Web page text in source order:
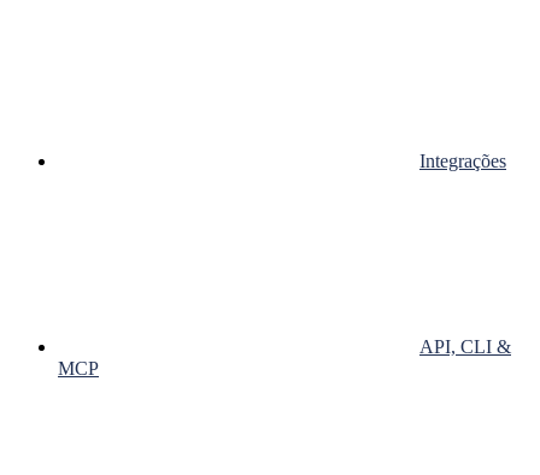
Integrações
API, CLI &
MCP